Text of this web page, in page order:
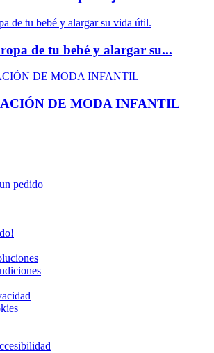
de tu bebé y alargar su...
DE MODA INFANTIL
pedido